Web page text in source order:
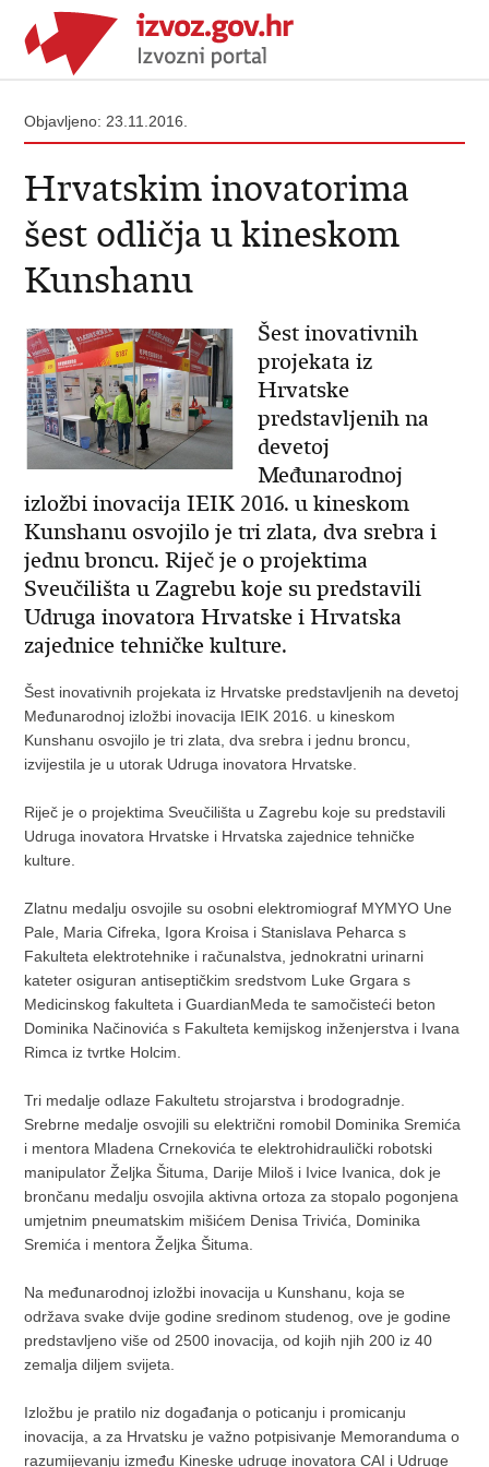
Objavljeno: 23.11.2016.
Hrvatskim inovatorima
šest odličja u kineskom
Kunshanu
Šest inovativnih
projekata iz
Hrvatske
predstavljenih na
devetoj
Međunarodnoj
izložbi inovacija IEIK 2016. u kineskom
Kunshanu osvojilo je tri zlata, dva srebra i
jednu broncu. Riječ je o projektima
Sveučilišta u Zagrebu koje su predstavili
Udruga inovatora Hrvatske i Hrvatska
zajednice tehničke kulture.
Šest inovativnih projekata iz Hrvatske predstavljenih na devetoj
Međunarodnoj izložbi inovacija IEIK 2016. u kineskom
Kunshanu osvojilo je tri zlata, dva srebra i jednu broncu,
izvijestila je u utorak Udruga inovatora Hrvatske.
Riječ je o projektima Sveučilišta u Zagrebu koje su predstavili
Udruga inovatora Hrvatske i Hrvatska zajednice tehničke
kulture.
Zlatnu medalju osvojile su osobni elektromiograf MYMYO Une
Pale, Maria Cifreka, Igora Kroisa i Stanislava Peharca s
Fakulteta elektrotehnike i računalstva, jednokratni urinarni
kateter osiguran antiseptičkim sredstvom Luke Grgara s
Medicinskog fakulteta i GuardianMeda te samočisteći beton
Dominika Načinovića s Fakulteta kemijskog inženjerstva i Ivana
Rimca iz tvrtke Holcim.
Tri medalje odlaze Fakultetu strojarstva i brodogradnje.
Srebrne medalje osvojili su električni romobil Dominika Sremića
i mentora Mladena Crnekovića te elektrohidraulički robotski
manipulator Željka Šituma, Darije Miloš i Ivice Ivanica, dok je
brončanu medalju osvojila aktivna ortoza za stopalo pogonjena
umjetnim pneumatskim mišićem Denisa Trivića, Dominika
Sremića i mentora Željka Šituma.
Na međunarodnoj izložbi inovacija u Kunshanu, koja se
održava svake dvije godine sredinom studenog, ove je godine
predstavljeno više od 2500 inovacija, od kojih njih 200 iz 40
zemalja diljem svijeta.
Izložbu je pratilo niz događanja o poticanju i promicanju
inovacija, a za Hrvatsku je važno potpisivanje Memoranduma o
razumijevanju između Kineske udruge inovatora CAI i Udruge